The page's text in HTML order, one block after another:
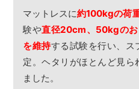
マットレスに約100kgの荷
験や直径20cm、50kgのお
を維持する試験を行い、ス
定。ヘタリがほとんど見ら
ました。